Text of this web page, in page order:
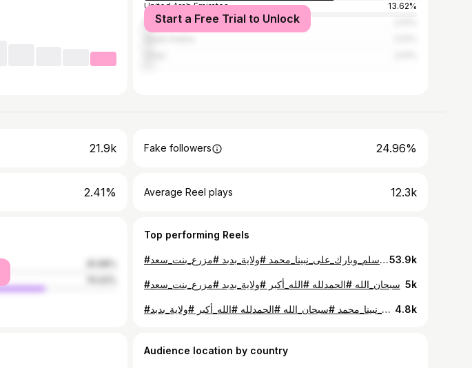
United Arab Emirates
13.62%
Egypt
Start a Free Trial to Unlock
21.9k Fake followers 24.96%
2.41% Average Reel plays 12.3k
Top performing Reels
#اللهم_انا_نسألك_حسن_الخاتمه #اللهم_اجعلنا_من_اهل_الجنة #اللهم_صل_وسلم_وبارك_على_نبينا_محمد #ولاية_بدبد #مزرع_بنت_سعد53.9k
#سبحان_الله #الحمدلله #الله_أكبر #ولاية_بدبد #مزرع_بنت_سعد 5k
#اللهم_صل_وسلم_وبارك_على_نبينا_محمد #سبحان_الله #الحمدلله #الله_أكبر #ولاية_بدبد 4.8k
Audience location by country